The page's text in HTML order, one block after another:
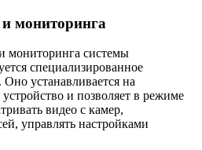
мониторинга
мониторинга системы
специализированное
устанавливается на
и позволяет в режиме
видео с камер,
управлять настройками